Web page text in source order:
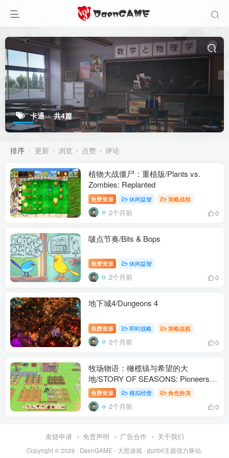
卡通 共4篇
排序 更新 浏览 点赞 评论
植物大战僵尸：重植版/Plants vs.
Zombies: Replanted
免费资源 休闲益智 策略战棋
2个月前 0
啵点节奏/Bits & Bops
免费资源 休闲益智
2个月前 0
地下城4/Dungeons 4
免费资源 即时战略 策略战棋
2个月前 0
牧场物语：橄榄镇与希望的大
地/STORY OF SEASONS: Pioneers of
Olive Town
免费资源 模拟经营 角色扮演
2个月前 0
友链申请 免责声明 广告合作 关于我们
Copyright © 2026 · DaenGAME - 大恩游戏 · 由zibll主题强力驱动.